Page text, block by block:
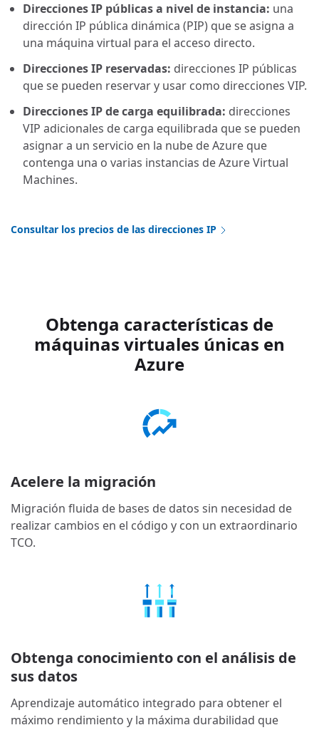
Direcciones IP públicas a nivel de instancia: una
dirección IP pública dinámica (PIP) que se asigna a
una máquina virtual para el acceso directo.
Direcciones IP reservadas: direcciones IP públicas
que se pueden reservar y usar como direcciones VIP.
Direcciones IP de carga equilibrada: direcciones
VIP adicionales de carga equilibrada que se pueden
asignar a un servicio en la nube de Azure que
contenga una o varias instancias de Azure Virtual
Machines.
Consultar los precios de las direcciones IP
Obtenga características de
máquinas virtuales únicas en
Azure
Acelere la migración
Migración fluida de bases de datos sin necesidad de
realizar cambios en el código y con un extraordinario
TCO.
Obtenga conocimiento con el análisis de
sus datos
Aprendizaje automático integrado para obtener el
máximo rendimiento y la máxima durabilidad que